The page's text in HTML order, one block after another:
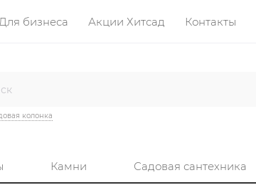
Для бизнеса Акции Хитсад Контакты
колонка
Камни Садовая сантехника